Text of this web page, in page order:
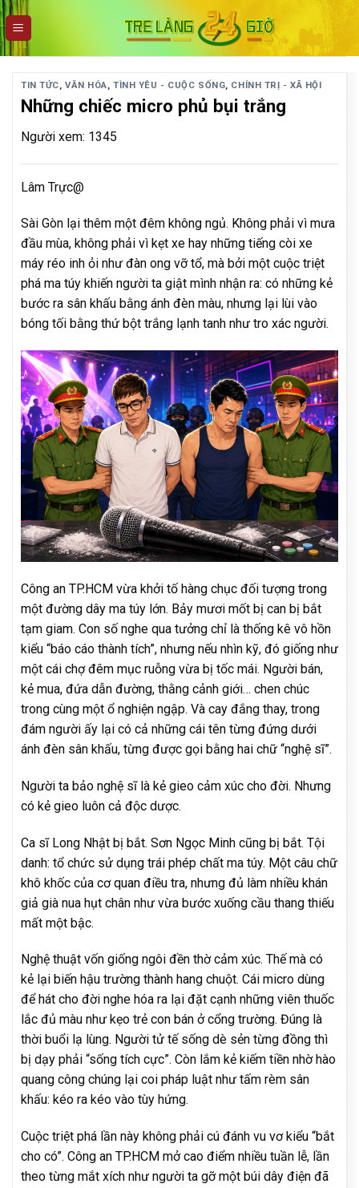
Skip
to
content
TIN TỨC,VĂN HÓA,TÌNH YÊU - CUỘC SỐNG, CHÍNH TRỊ - XÃ HỘI
Những chiếc micro phủ bụi trắng
Người xem: 1345
Lâm Trực@
Sài Gòn lại thêm một đêm không ngủ. Không phải vì mưa
đầu mùa, không phải vì kẹt xe hay những tiếng còi xe
máy réo inh ỏi như đàn ong vỡ tổ, mà bởi một cuộc triệt
phá ma túy khiến người ta giật mình nhận ra: có những kẻ
bước ra sân khấu bằng ánh đèn màu, nhưng lại lùi vào
bóng tối bằng thứ bột trắng lạnh tanh như tro xác người.
Công an TP.HCM vừa khởi tố hàng chục đối tượng trong
một đường dây ma túy lớn. Bảy mươi mốt bị can bị bắt
tạm giam. Con số nghe qua tưởng chỉ là thống kê vô hồn
kiểu “báo cáo thành tích”, nhưng nếu nhìn kỹ, đó giống như
một cái chợ đêm mục ruỗng vừa bị tốc mái. Người bán,
kẻ mua, đứa dẫn đường, thằng cảnh giới… chen chúc
trong cùng một ổ nghiện ngập. Và cay đắng thay, trong
đám người ấy lại có cả những cái tên từng đứng dưới
ánh đèn sân khấu, từng được gọi bằng hai chữ “nghệ sĩ”.
Người ta bảo nghệ sĩ là kẻ gieo cảm xúc cho đời. Nhưng
có kẻ gieo luôn cả độc dược.
Ca sĩ Long Nhật bị bắt. Sơn Ngọc Minh cũng bị bắt. Tội
danh: tổ chức sử dụng trái phép chất ma túy. Một câu chữ
khô khốc của cơ quan điều tra, nhưng đủ làm nhiều khán
giả già nua hụt chân như vừa bước xuống cầu thang thiếu
mất một bậc.
Nghệ thuật vốn giống ngôi đền thờ cảm xúc. Thế mà có
kẻ lại biến hậu trường thành hang chuột. Cái micro dùng
để hát cho đời nghe hóa ra lại đặt cạnh những viên thuốc
lắc đủ màu như kẹo trẻ con bán ở cổng trường. Đúng là
thời buổi lạ lùng. Người tử tế sống dè sẻn từng đồng thì
bị dạy phải “sống tích cực”. Còn lắm kẻ kiếm tiền nhờ hào
quang công chúng lại coi pháp luật như tấm rèm sân
khấu: kéo ra kéo vào tùy hứng.
Cuộc triệt phá lần này không phải cú đánh vu vơ kiểu “bắt
cho có”. Công an TP.HCM mở cao điểm nhiều tuần lễ, lần
theo từng mắt xích như người ta gỡ một búi dây điện đã